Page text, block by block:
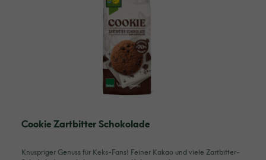
Cookie Zartbitter Schokolade
Knuspriger Genuss für Keks-Fans! Feiner Kakao und viele Zartbitter-